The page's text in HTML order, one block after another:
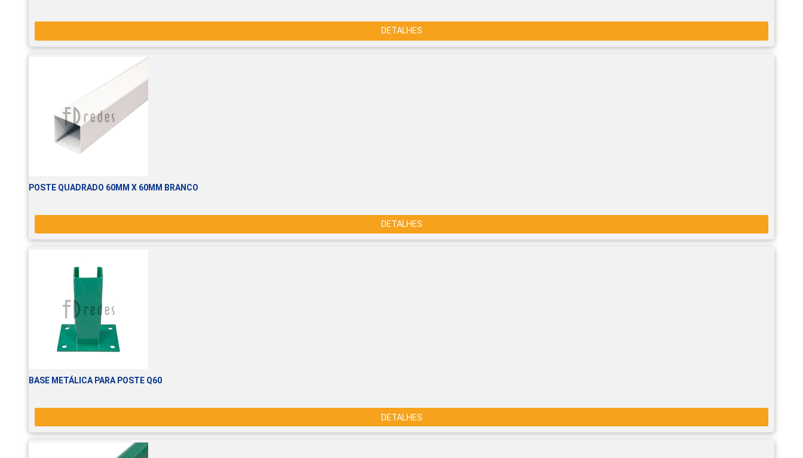
DETALHES
POSTE QUADRADO 60MM X 60MM BRANCO
DETALHES
BASE METÁLICA PARA POSTE Q60
DETALHES